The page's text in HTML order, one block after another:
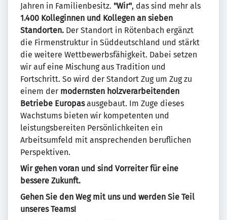
Jahren in Familienbesitz. "Wir", das sind mehr als
1.400 Kolleginnen und Kollegen an sieben
Standorten. Der Standort in Rötenbach ergänzt
die Firmenstruktur in Süddeutschland und stärkt
die weitere Wettbewerbsfähigkeit. Dabei setzen
wir auf eine Mischung aus Tradition und
Fortschritt. So wird der Standort Zug um Zug zu
einem der modernsten holzverarbeitenden
Betriebe Europasausgebaut. Im Zuge dieses
Wachstums bieten wir kompetenten und
leistungsbereiten Persönlichkeiten ein
Arbeitsumfeld mit ansprechenden beruflichen
Perspektiven.
Wir gehen voran und sind Vorreiter für eine
bessere Zukunft.
Gehen Sie den Weg mit uns und werden Sie Teil
unseres Teams!